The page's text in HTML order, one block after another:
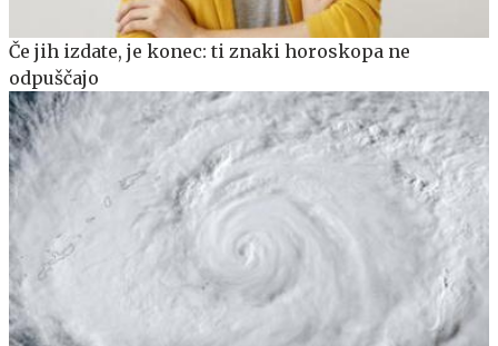
Če jih izdate, je konec: ti znaki horoskopa ne
odpuščajo